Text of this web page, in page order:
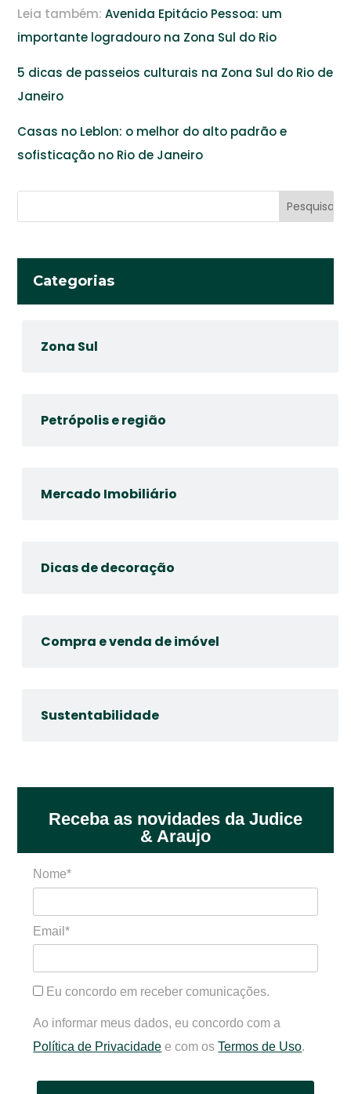
Leia também:Avenida Epitácio Pessoa: um
importante logradouro na Zona Sul do Rio
5 dicas de passeios culturais na Zona Sul do Rio de
Janeiro
Casas no Leblon: o melhor do alto padrão e
sofisticação no Rio de Janeiro
Categorias
Zona Sul
Petrópolis e região
Mercado Imobiliário
Dicas de decoração
Compra e venda de imóvel
Sustentabilidade
Receba as novidades da Judice
& Araujo
Nome*
Email*
Eu concordo em receber comunicações.
Ao informar meus dados, eu concordo com a
Política de Privacidade e com osTermos de Uso.